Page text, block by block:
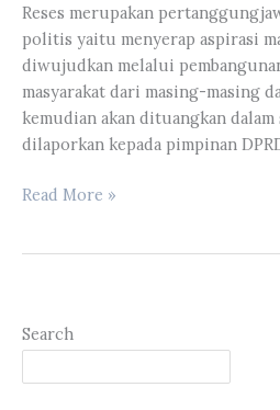
Reses merupakan
politis yaitu menyerap aspirasi
diwujudkan melalui
masyarakat dari masing-masing
kemudian akan dituangkan dalam
dilaporkan kepada pimpinan
Zulkifli
Sampaikan
Kekhawatirannya
Read More »
Search